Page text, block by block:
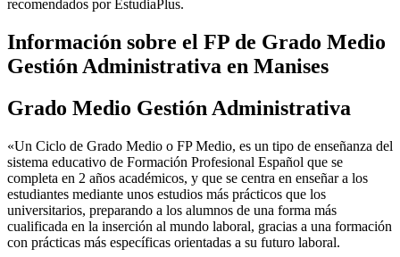
recomendados por EstudiaPlus.
Información sobre el FP de Grado Medio
Gestión Administrativa en Manises
Grado Medio Gestión Administrativa
«Un Ciclo de Grado Medio o FP Medio, es un tipo de enseñanza del
sistema educativo de Formación Profesional Español que se
completa en 2 años académicos, y que se centra en enseñar a los
estudiantes mediante unos estudios más prácticos que los
universitarios, preparando a los alumnos de una forma más
cualificada en la inserción al mundo laboral, gracias a una formación
con prácticas más específicas orientadas a su futuro laboral.